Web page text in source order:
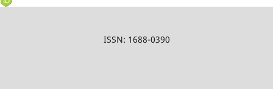
ISSN: 1688-0390